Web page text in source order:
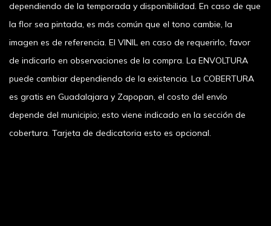
dependiendo de la temporada y disponibilidad. En caso de que
la flor sea pintada, es más común que el tono cambie, la
imagen es de referencia. El VINIL en caso de requerirlo, favor
de indicarlo en observaciones de la compra. La ENVOLTURA
puede cambiar dependiendo de la existencia. La COBERTURA
es gratis en Guadalajara y Zapopan, el costo del envío
depende del municipio; esto viene indicado en la sección de
cobertura. Tarjeta de dedicatoria esto es opcional.